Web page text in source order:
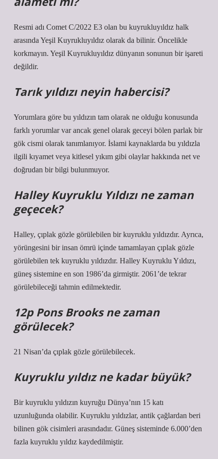
Resmi adı Comet C/2022 E3 olan bu kuyrukluyıldız halk
arasında Yeşil Kuyrukluyıldız olarak da bilinir. Öncelikle
korkmayın. Yeşil Kuyrukluyıldız dünyanın sonunun bir işareti
değildir.
Tarık yıldızı neyin habercisi?
Yorumlara göre bu yıldızın tam olarak ne olduğu konusunda
farklı yorumlar var ancak genel olarak geceyi bölen parlak bir
gök cismi olarak tanımlanıyor. İslami kaynaklarda bu yıldızla
ilgili kıyamet veya kitlesel yıkım gibi olaylar hakkında net ve
doğrudan bir bilgi bulunmuyor.
Halley Kuyruklu Yıldızı ne zaman
geçecek?
Halley, çıplak gözle görülebilen bir kuyruklu yıldızdır. Ayrıca,
yörüngesini bir insan ömrü içinde tamamlayan çıplak gözle
görülebilen tek kuyruklu yıldızdır. Halley Kuyruklu Yıldızı,
güneş sistemine en son 1986’da girmiştir. 2061’de tekrar
görülebileceği tahmin edilmektedir.
12p Pons Brooks ne zaman
görülecek?
21 Nisan’da çıplak gözle görülebilecek.
Kuyruklu yıldız ne kadar büyük?
Bir kuyruklu yıldızın kuyruğu Dünya’nın 15 katı
uzunluğunda olabilir. Kuyruklu yıldızlar, antik çağlardan beri
bilinen gök cisimleri arasındadır. Güneş sisteminde 6.000’den
fazla kuyruklu yıldız kaydedilmiştir.